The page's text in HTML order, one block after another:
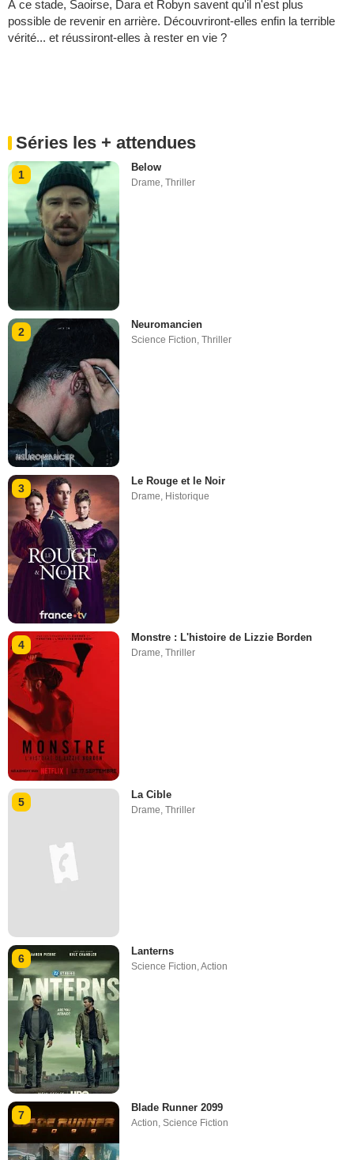
À ce stade, Saoirse, Dara et Robyn savent qu'il n'est plus
possible de revenir en arrière. Découvriront-elles enfin la terrible
vérité... et réussiront-elles à rester en vie ?
Séries les + attendues
1
Below
Drame,Thriller
2
Neuromancien
Science Fiction ,Thriller
3
Le Rouge et le Noir
Drame, Historique
4
Monstre : L'histoire de Lizzie Borden
Drame,Thriller
5
La Cible
Drame ,Thriller
6
Lanterns
Science Fiction,Action
7
Blade Runner 2099
Action,Science Fiction